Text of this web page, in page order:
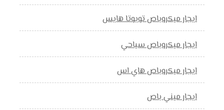
ايجار ميكروباص تويوتا هايس
ايجار ميكروباص سياحي
ايجار ميكروباص هاي اس
ايجار ميني باص